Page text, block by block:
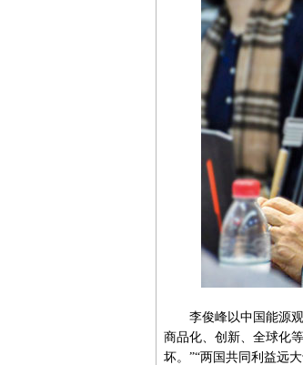
李俊峰以中国能源观
商品化、创新、全球化
坏。”“两国共同利益远